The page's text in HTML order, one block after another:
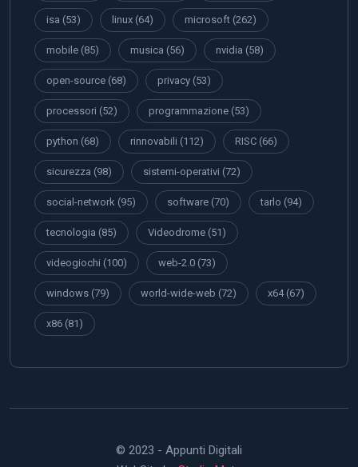
isa (53) linux (64) microsoft (262)
mobile (85) musica (56) nvidia (58)
open-source (68) privacy (53)
processori (52) programmazione (53)
python (68) rinnovabili (112) RISC (66)
sicurezza (98) sistemi-operativi (72)
social-network (95) software (70) tarlo (94)
tecnologia (85) Videodrome (51)
videogiochi (100) web-2.0 (73)
windows (79) world-wide-web (72) x64(67)
x86 (81)
© 2023 - Appunti Digitali